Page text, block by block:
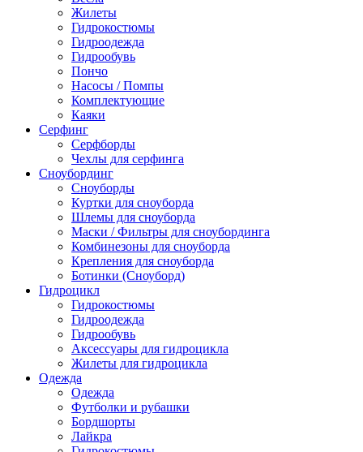
Жилеты
Гидрокостюмы
Гидроодежда
Гидрообувь
Пончо
Насосы / Помпы
Комплектующие
Каяки
Серфинг
Серфборды
Чехлы для серфинга
Сноубординг
Сноуборды
Куртки для сноуборда
Шлемы для сноуборда
Маски / Фильтры для сноубординга
Комбинезоны для сноуборда
Крепления для сноуборда
Ботинки (Сноуборд)
Гидроцикл
Гидрокостюмы
Гидроодежда
Гидрообувь
Аксессуары для гидроцикла
Жилеты для гидроцикла
Одежда
Одежда
Футболки и рубашки
Бордшорты
Лайкра